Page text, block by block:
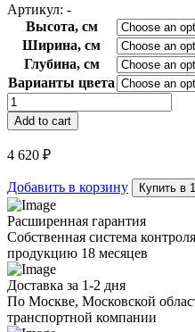
Артикул: -
Высота, см
Ширина, см
Глубина, см
Варианты цвета
Бра
Bistro
Global
quantity
Add to cart
4 620 ₽
Добавить в корзину Купить в
Расширенная гарантия
Собственная система
продукцию 18 месяцев
Доставка за 1-2 дня
По Москве, Московской
транспортной компании